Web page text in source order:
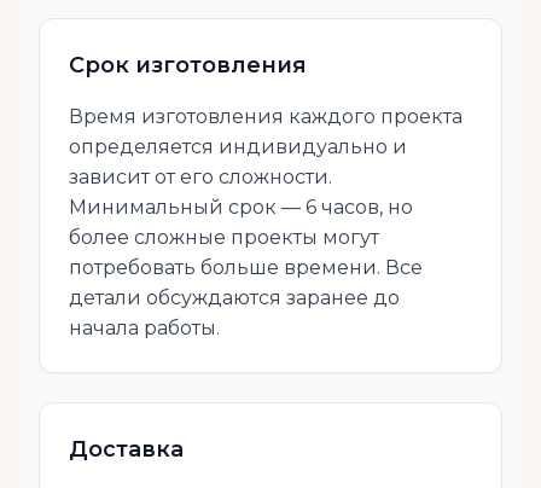
Срок изготовления
Время изготовления каждого проекта
определяется индивидуально и
зависит от его сложности.
Минимальный срок — 6 часов, но
более сложные проекты могут
потребовать больше времени. Все
детали обсуждаются заранее до
начала работы.
Доставка